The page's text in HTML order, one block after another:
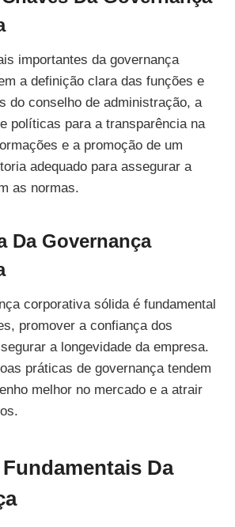
importantes da governança
a definição clara das funções e
do conselho de administração, a
políticas para a transparência na
e a promoção de um
adequado para assegurar a
as normas.
Da Governança
corporativa sólida é fundamental
promover a confiança dos
a longevidade da empresa.
práticas de governança tendem
melhor no mercado e a atrair
Da